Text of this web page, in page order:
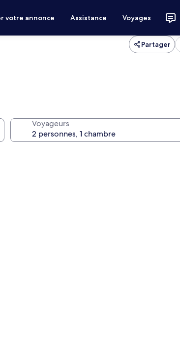
votre annonce Assistance Voyages
Partager
Voyageurs